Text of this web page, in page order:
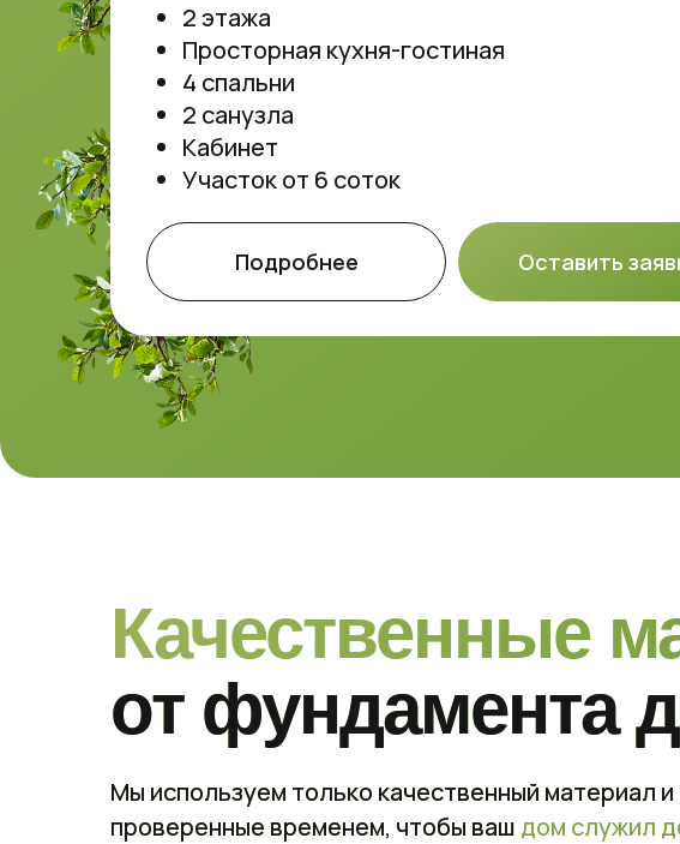
2 этажа
Просторная кухня-гостиная
4 спальни
2 санузла
Кабинет
Участок от 6 соток
Оставить
Подробнее
Мы используем только качественный материал и
проверенные временем, чтобы ваш дом служил
Качественные
от фундамента